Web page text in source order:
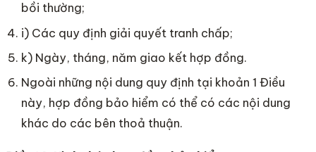
bồi thường;
i) Các quy định giải quyết tranh chấp;
k) Ngày, tháng, năm giao kết hợp đồng.
Ngoài những nội dung quy định tại khoản 1 Điều
này, hợp đồng bảo hiểm có thể có các nội dung
khác do các bên thoả thuận.